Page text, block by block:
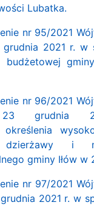
Lubatka.
nr 95/2021
2021 r. w
budżetowej
nr 96/2021
grudnia
określenia
dzierżawy i
gminy Iłów w
nr 97/2021
2021 r. w